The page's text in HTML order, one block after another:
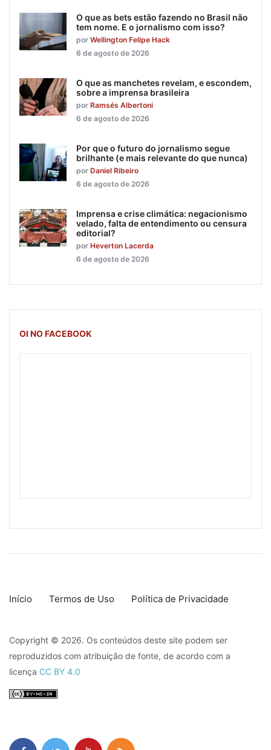
O que as bets estão fazendo no Brasil não
tem nome. E o jornalismo com isso?
por Wellington Felipe Hack
6 de agosto de 2026
O que as manchetes revelam, e escondem,
sobre a imprensa brasileira
por Ramsés Albertoni
6 de agosto de 2026
Por que o futuro do jornalismo segue
brilhante (e mais relevante do que nunca)
por Daniel Ribeiro
6 de agosto de 2026
Imprensa e crise climática: negacionismo
velado, falta de entendimento ou censura
editorial?
por Heverton Lacerda
6 de agosto de 2026
OI NO FACEBOOK
Início Termos de Uso Política de Privacidade
Copyright © 2026. Os conteúdos deste site podem ser
reproduzidos com atribuição de fonte, de acordo com a
licença CC BY 4.0